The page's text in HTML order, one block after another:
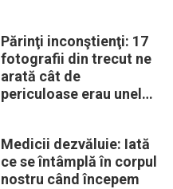
Părinţi inconştienţi: 17
fotografii din trecut ne
arată cât de
periculoase erau unele
Medicii dezvăluie: Iată
ce se întâmplă în corpul
nostru când începem